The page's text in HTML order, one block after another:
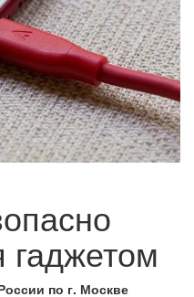
гаджетом
по г. Москве